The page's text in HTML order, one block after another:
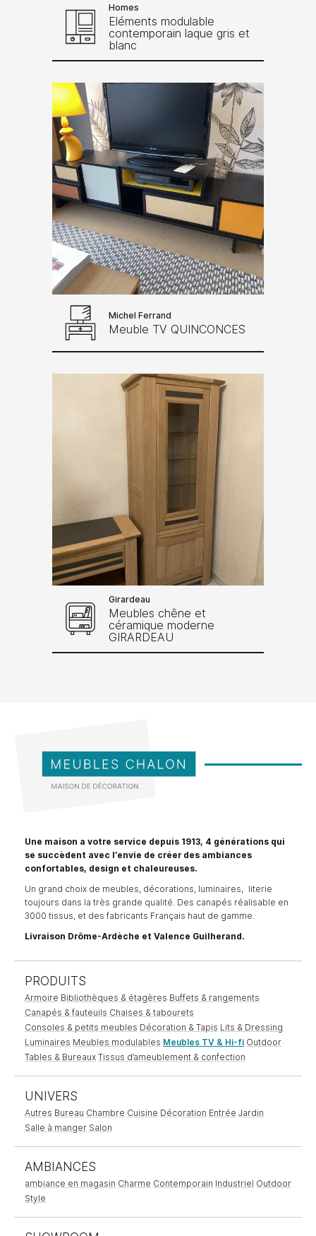
Homes
Eléments modulable
contemporain laque gris et
blanc
Michel Ferrand
Meuble TV QUINCONCES
Girardeau
Meubles chêne et
céramique moderne
GIRARDEAU
Une maison a votre service depuis 1913, 4 générations qui
se succèdent avec l’envie de créer des ambiances
confortables, design et chaleureuses.
Un grand choix de meubles, décorations, luminaires, literie
toujours dans la très grande qualité. Des canapés réalisable en
3000 tissus, et des fabricants Français haut de gamme.
Livraison Drôme-Ardèche et Valence Guilherand.
PRODUITS
Armoire Bibliothèques & étagères Buffets & rangements
Canapés & fauteuils Chaises & tabourets
Consoles & petits meubles Décoration & Tapis Lits & Dressing
Luminaires Meubles modulables Meubles TV & Hi-fi Outdoor
Tables & Bureaux Tissus d’ameublement & confection
UNIVERS
Autres Bureau Chambre Cuisine Décoration Entrée Jardin
Salle à manger Salon
AMBIANCES
ambiance en magasin Charme Contemporain Industriel Outdoor
Style